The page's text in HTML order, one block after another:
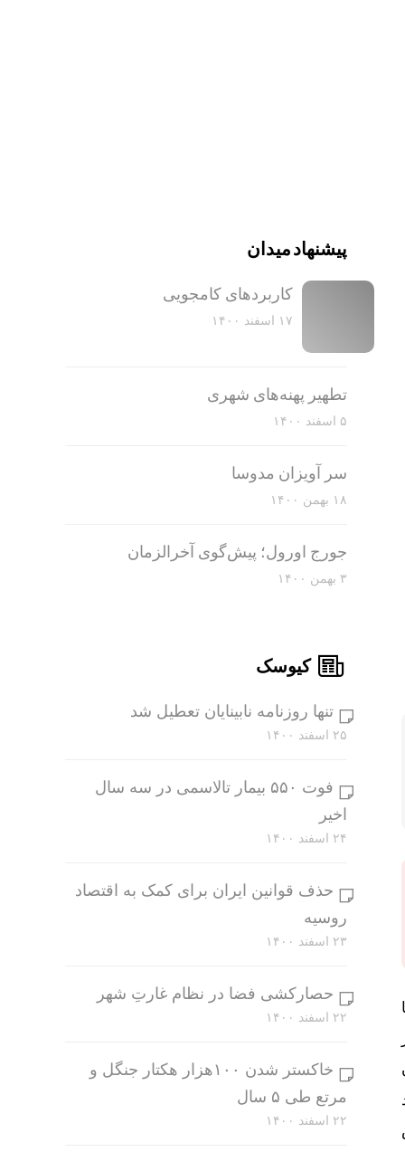
پیشنهاد میدان
کاربرد‌های کامجویی
۱۷ اسفند ۱۴۰۰
تطهیر پهنه‌های شهری
۵ اسفند ۱۴۰۰
سر آویزان مدوسا
۱۸ بهمن ۱۴۰۰
جورج اورول؛ پیش‌گوی آخرالزمان
۳ بهمن ۱۴۰۰
کیوسک
تنها روزنامه نابینایان تعطیل شد
۲۵ اسفند ۱۴۰۰
فوت ۵۵۰ بیمار تالاسمی در سه سال
اخیر
۲۴ اسفند ۱۴۰۰
حذف قوانین ایران برای کمک به اقتصاد
روسیه
۲۳ اسفند ۱۴۰۰
حصارکشی فضا در نظام غارتِ شهر
۲۲ اسفند ۱۴۰۰
خاکستر شدن ۱۰۰هزار هکتار جنگل و
مرتع طی ۵ سال
۲۲ اسفند ۱۴۰۰